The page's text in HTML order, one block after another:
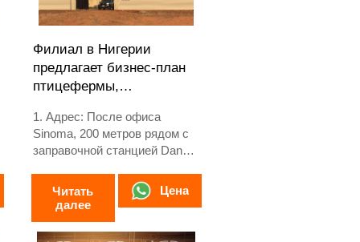
Филиал в Нигерии
предлагает бизнес-план
птицефермы,
оборудования для
птицеферм
1. Адрес: После офиса
Sinoma, 200 метров рядом с
заправочной станцией Danco,
Ибадан, штат Лагос, Нигерия
2. Фабрика оборудования
клеток для птицы, а также
Читать
далее
Цена